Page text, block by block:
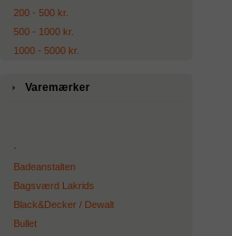
200 - 500 kr.
500 - 1000 kr.
1000 - 5000 kr.
Varemærker
-
Badeanstalten
Bagsværd Lakrids
Black&Decker / Dewalt
Bullet